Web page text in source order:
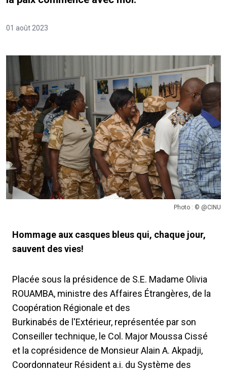
01 août 2023
Photo : © @CINU
Hommage aux casques bleus qui, chaque jour,
sauvent des vies!
Placée sous la présidence de S.E. Madame Olivia
ROUAMBA, ministre des Affaires Étrangères, de la
Coopération Régionale et des
Burkinabés de l'Extérieur, représentée par son
Conseiller technique, le Col. Major Moussa Cissé
et la coprésidence de Monsieur Alain A. Akpadji,
Coordonnateur Résident a.i. du Système des